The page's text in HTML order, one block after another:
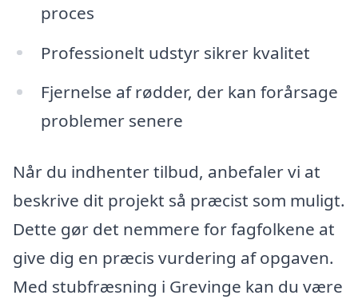
proces
Professionelt udstyr sikrer kvalitet
Fjernelse af rødder, der kan forårsage
problemer senere
Når du indhenter tilbud, anbefaler vi at
beskrive dit projekt så præcist som muligt.
Dette gør det nemmere for fagfolkene at
give dig en præcis vurdering af opgaven.
Med stubfræsning i Grevinge kan du være